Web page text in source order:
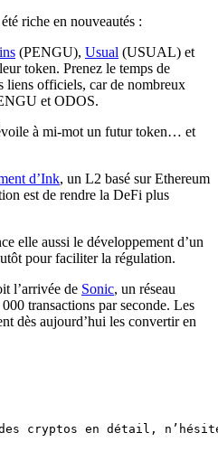
riche en nouveautés :
(PENGU), Usual (USUAL) et
token. Prenez le temps de
liens officiels, car de nombreux
et ODOS.
à mi-mot un futur token… et
d’Ink, un L2 basé sur Ethereum
est de rendre la DeFi plus
elle aussi le développement d’un
pour faciliter la régulation.
l’arrivée de Sonic, un réseau
transactions par seconde. Les
dès aujourd’hui les convertir en
cryptos en détail,